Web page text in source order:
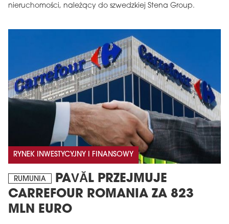
nieruchomości, należący do szwedzkiej Stena Group.
RYNEK INWESTYCYJNY I FINANSOWY
RUMUNIA
PAVĂL PRZEJMUJE
CARREFOUR ROMANIA ZA 823
MLN EURO